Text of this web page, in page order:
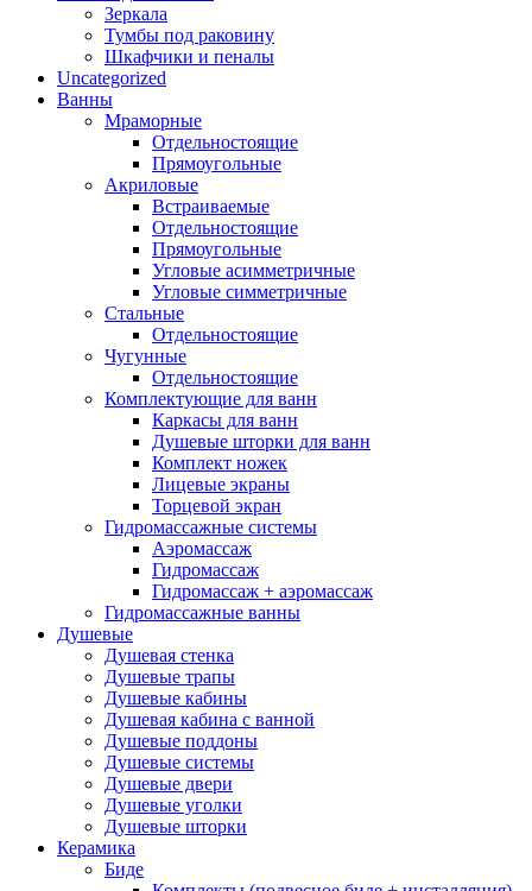
Зеркала
Тумбы под раковину
Шкафчики и пеналы
Uncategorized
Ванны
Мраморные
Отдельностоящие
Прямоугольные
Акриловые
Встраиваемые
Отдельностоящие
Прямоугольные
Угловые асимметричные
Угловые симметричные
Стальные
Отдельностоящие
Чугунные
Отдельностоящие
Комплектующие для ванн
Каркасы для ванн
Душевые шторки для ванн
Комплект ножек
Лицевые экраны
Торцевой экран
Гидромассажные системы
Аэромассаж
Гидромассаж
Гидромассаж + аэромассаж
Гидромассажные ванны
Душевые
Душевая стенка
Душевые трапы
Душевые кабины
Душевая кабина с ванной
Душевые поддоны
Душевые системы
Душевые двери
Душевые уголки
Душевые шторки
Керамика
Биде